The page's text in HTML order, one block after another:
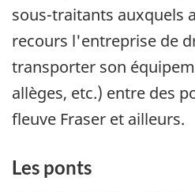
sous-traitants auxquels
recours l'entreprise de
transporter son
allèges, etc.) entre des
fleuve Fraser et ailleurs.
Les ponts